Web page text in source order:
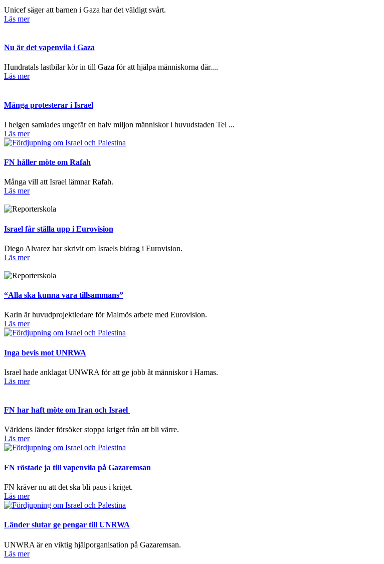
Unicef säger att barnen i Gaza har det väldigt svårt.
Läs mer
Nu är det vapenvila i Gaza
Hundratals lastbilar kör in till Gaza för att hjälpa människorna där....
Läs mer
Många protesterar i Israel
I helgen samlades ungefär en halv miljon människor i huvudstaden Tel ...
Läs mer
FN håller möte om Rafah
Många vill att Israel lämnar Rafah.
Läs mer
Israel får ställa upp i Eurovision
Diego Alvarez har skrivit om Israels bidrag i Eurovision.
Läs mer
“Alla ska kunna vara tillsammans”
Karin är huvudprojektledare för Malmös arbete med Eurovision.
Läs mer
Inga bevis mot UNRWA
Israel hade anklagat UNWRA för att ge jobb åt människor i Hamas.
Läs mer
FN har haft möte om Iran och Israel
Världens länder försöker stoppa kriget från att bli värre.
Läs mer
FN röstade ja till vapenvila på Gazaremsan
FN kräver nu att det ska bli paus i kriget.
Läs mer
Länder slutar ge pengar till UNRWA
UNWRA är en viktig hjälporganisation på Gazaremsan.
Läs mer